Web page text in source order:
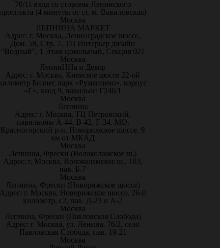
70/11 вход со стороны Ленинского
(4 минуты от ст. м. Вавиловская)
Москва
ЛЕПНИНА МАРКЕТ
Адрес: г. Москва, Ленинградское шоссе,
Дом. 58, Стр. 7, ТЦ Интерьер дизайн
"Водный", 1 Этаж цокольный, Секция 021
Москва
ЛепниННа и Декор
Адрес: г. Москва, Киевское шоссе 22-ой
Бизнес парк «Румянцево», корпус
«Г», вход 9, павильон Г246/1
Москва
Лепнина
Адрес: г. Москва, ТЦ Петровский,
павильоны А-44, В-42, Г-34. МО,
Красногорский р-н, Новорижское шоссе, 9
км от МКАД
Москва
Лепнина, Фрески (Волоколамское ш.)
Адрес: г. Москва, Волоколамское ш., 103,
пав. Б-7
Москва
Лепнина, Фрески (Новорижское шоссе)
г. Москва, Новорижское шоссе, 26-й
километр, с2, пав. Д-23 и А-2
Москва
Лепнина, Фрески (Павловская Слобода)
Адрес: г. Москва, ул. Ленина, 76/2, село
Павловская Слобода, пав. 19-21
Москва